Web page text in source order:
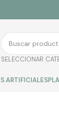
ARTIFICIALES